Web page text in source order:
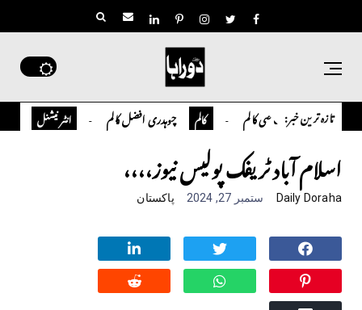
تازہ ترین خبر:
تمیور سلمان قاضی کالم کالم چوہدری افضل کالم انٹر نیشنل اوورسیز
اسلام آباد ٹریفک پولیس نیوز،،،،
Daily Doraha ستمبر 27, 2024 پاکستان